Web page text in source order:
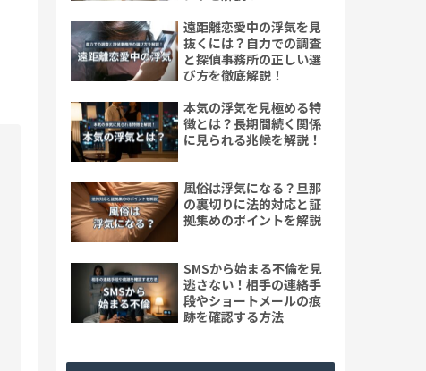
遠距離恋愛中の浮気を見
抜くには？自力での調査
と探偵事務所の正しい選
び方を徹底解説！
本気の浮気を見極める特
徴とは？長期間続く関係
に見られる兆候を解説！
風俗は浮気になる？旦那
の裏切りに法的対応と証
拠集めのポイントを解説
SMSから始まる不倫を見
逃さない！相手の連絡手
段やショートメールの痕
跡を確認する方法